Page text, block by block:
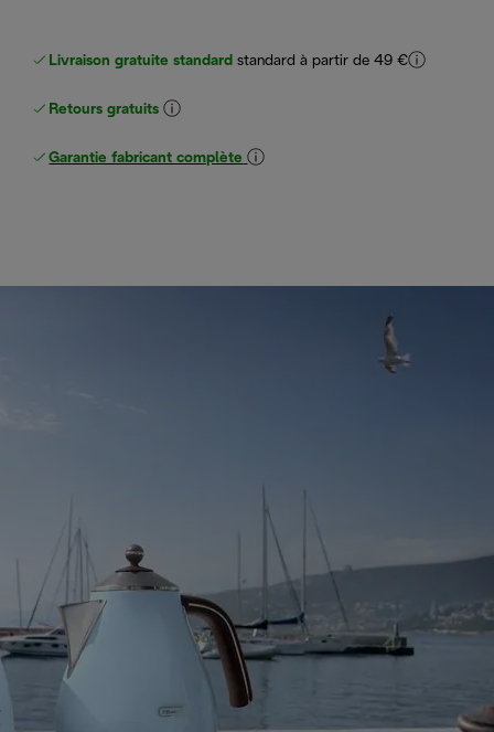
Livraison gratuite standard standard à partir de 49 €
Retours gratuits
Garantie fabricant complète